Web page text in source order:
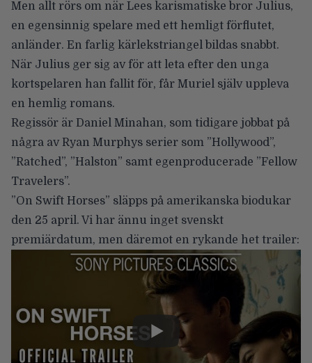
Men allt rörs om när Lees karismatiske bror Julius,
en egensinnig spelare med ett hemligt förflutet,
anländer. En farlig kärlekstriangel bildas snabbt.
När Julius ger sig av för att leta efter den unga
kortspelaren han fallit för, får Muriel själv uppleva
en hemlig romans.
Regissör är Daniel Minahan, som tidigare jobbat på
några av Ryan Murphys serier som ”Hollywood”,
”Ratched”, ”Halston” samt egenproducerade ”Fellow
Travelers”.
”On Swift Horses” släpps på amerikanska biodukar
den 25 april. Vi har ännu inget svenskt
premiärdatum, men däremot en rykande het trailer: